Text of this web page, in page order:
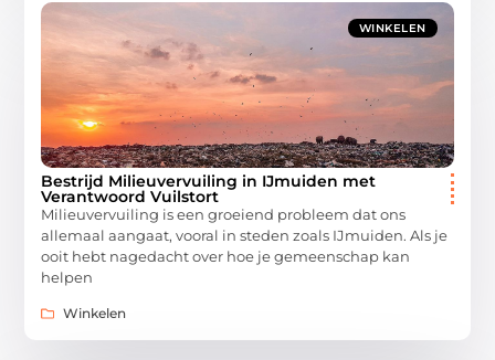
WINKELEN
Bestrijd Milieuvervuiling in IJmuiden met
Verantwoord Vuilstort
Milieuvervuiling is een groeiend probleem dat ons
allemaal aangaat, vooral in steden zoals IJmuiden. Als je
ooit hebt nagedacht over hoe je gemeenschap kan
helpen
Winkelen